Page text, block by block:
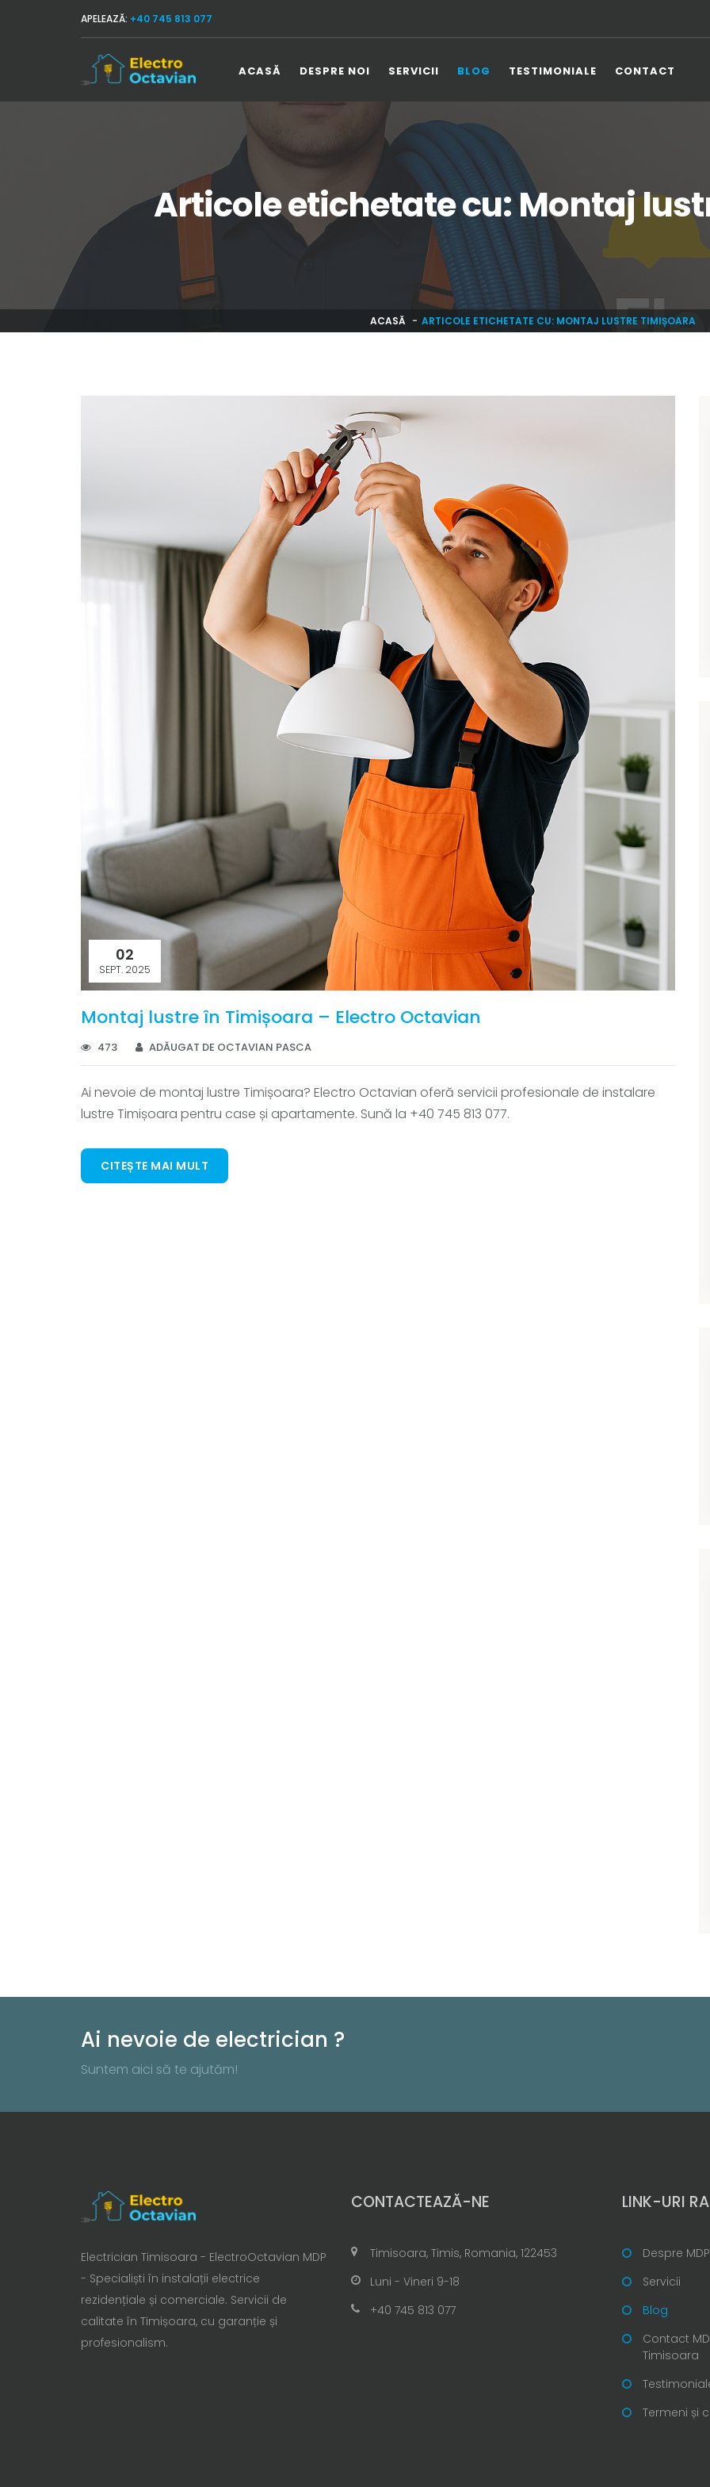
APELEAZĂ: +40 745 813 077
ACASĂ DESPRE NOI SERVICII BLOG TESTIMONIALE CONTACT
Articole etichetate cu: Montaj
ACASĂ ARTICOLE ETICHETATE CU: MONTAJ LUSTRE TIMIȘOARA
02
SEPT. 2025
Montaj lustre în Timișoara – Electro Octavian
473 ADĂUGAT DE OCTAVIAN PASCA
Ai nevoie de montaj lustre Timișoara? Electro Octavian oferă servicii profesionale de instalare
lustre Timișoara pentru case și apartamente. Sună la +40 745 813 077.
CITEȘTE MAI MULT
Ai nevoie de electrician ?
Suntem aici să te ajutăm!
Electrician Timisoara - ElectroOctavian MDP
- Specialiști în instalații electrice
rezidențiale și comerciale. Servicii de
calitate în Timișoara, cu garanție și
profesionalism.
CONTACTEAZĂ-NE
Timisoara, Timis, Romania, 122453
Luni - Vineri 9-18
+40 745 813 077
LINK-URI
Despre MDP
Servicii
Blog
Contact
Timisoara
Termeni și